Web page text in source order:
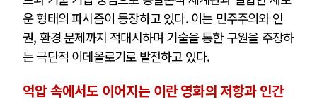
운 형태의 파시즘이 등장하고 있다. 이는 민주주의와 인
권, 환경 문제까지 적대시하며 기술을 통한 구원을 주장하
는 극단적 이데올로기로 발전하고 있다.
억압 속에서도 이어지는 이란 영화의 저항과 인간